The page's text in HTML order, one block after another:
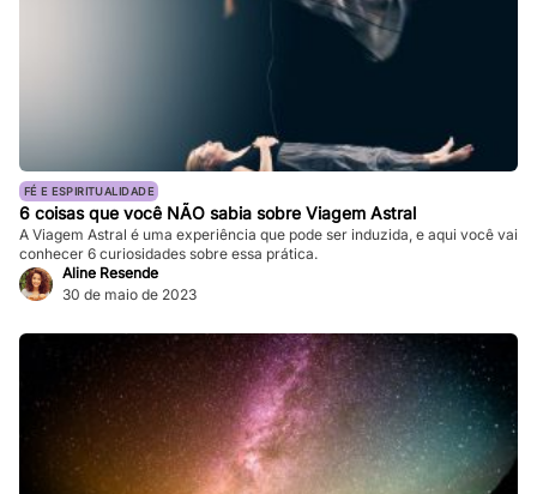
FÉ E ESPIRITUALIDADE
6 coisas que você NÃO sabia sobre Viagem Astral
A Viagem Astral é uma experiência que pode ser induzida, e aqui você vai
conhecer 6 curiosidades sobre essa prática.
Aline Resende
30 de maio de 2023